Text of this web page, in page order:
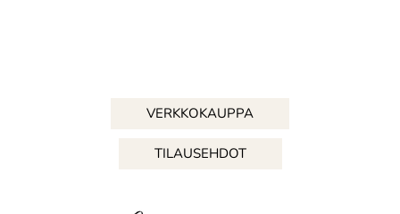
VERKKOKAUPPA
TILAUSEHDOT